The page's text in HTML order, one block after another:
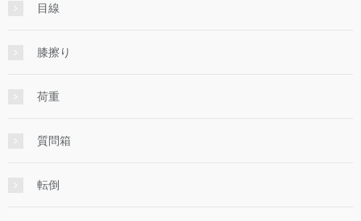
目線
膝擦り
荷重
質問箱
転倒